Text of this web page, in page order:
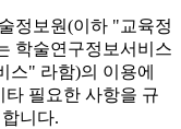
정보원(이하 "교육정
학술연구정보서비스
스" 라함)의 이용에
타 필요한 사항을 규
니다.